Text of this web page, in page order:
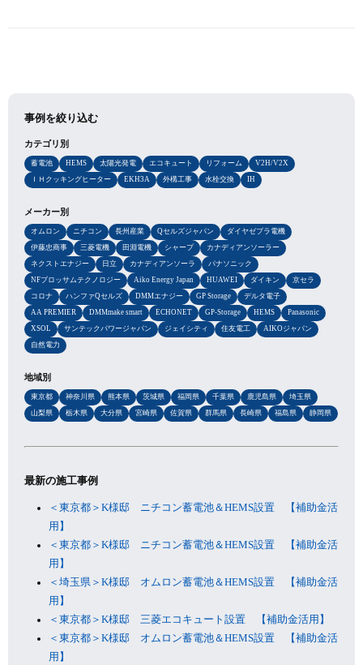
事例を絞り込む
カテゴリ別
蓄電池 HEMS 太陽光発電 エコキュート リフォーム
V2H/V2X
ＩＨクッキングヒーター
EKH3A 外構工事 水栓交換 IH
メーカー別
オムロン ニチコン 長州産業 Qセルズジャパン
ダイヤゼブラ電機
伊藤忠商事
三菱電機 田淵電機 シャープ
カナディアンソーラー
ネクストエナジー
日立 カナディアンソーラ
パナソニック
NFブロッサムテクノロジー
Aiko Energy Japan HUAWEI ダイキン
京セラ
コロナ
ハンファQセルズ DMMエナジー GP Storage
デルタ電子
AA PREMIER
DMMmake smart ECHONET GP-Storage HEMS
Panasonic
XSOL
サンテックパワージャパン ジェイシティ 住友電工
AIKOジャパン
自然電力
地域別
東京都 神奈川県 熊本県 茨城県 福岡県 千葉県 鹿児島県
埼玉県
山梨県
栃木県 大分県 宮崎県 佐賀県 群馬県 長崎県 福島県 静岡県
最新の施工事例
＜東京都＞K様邸 ニチコン蓄電池＆HEMS設置 【補助金活
用】
＜東京都＞K様邸 ニチコン蓄電池＆HEMS設置 【補助金活
用】
＜埼玉県＞K様邸 オムロン蓄電池＆HEMS設置 【補助金活
用】
＜東京都＞K様邸 三菱エコキュート設置 【補助金活用】
＜東京都＞K様邸 オムロン蓄電池＆HEMS設置 【補助金活
用】